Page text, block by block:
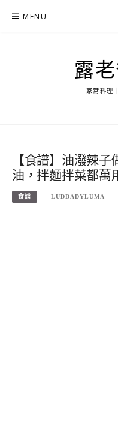
MENU
露
家常料理
【食譜】油潑辣
油，拌麵拌菜都萬
食譜 LUDDADYLUMA